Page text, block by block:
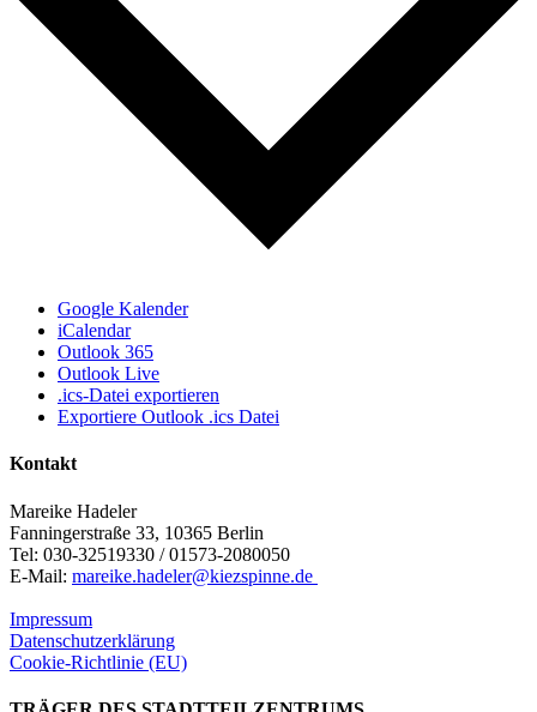
Google Kalender
iCalendar
Outlook 365
Outlook Live
.ics-Datei exportieren
Exportiere Outlook .ics Datei
Kontakt
Mareike Hadeler
Fanningerstraße 33, 10365 Berlin
Tel: 030-32519330 / 01573-2080050
E-Mail: mareike.hadeler@kiezspinne.de
Impressum
Datenschutzerklärung
Cookie-Richtlinie (EU)